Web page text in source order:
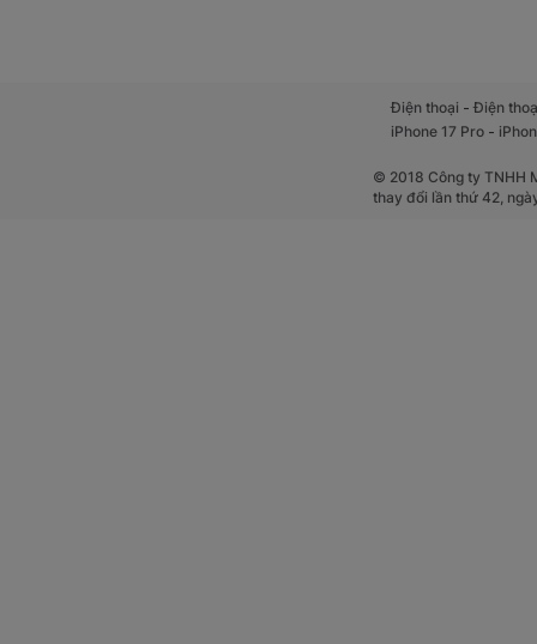
Điện thoại -Điện
iPhone 17 Pro -
© 2018 Công ty TNHH
thay đổi lần thứ 42,